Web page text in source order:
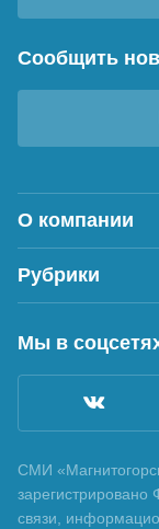
Сообщить
О компании
Рубрики
Мы в
СМИ
связи,